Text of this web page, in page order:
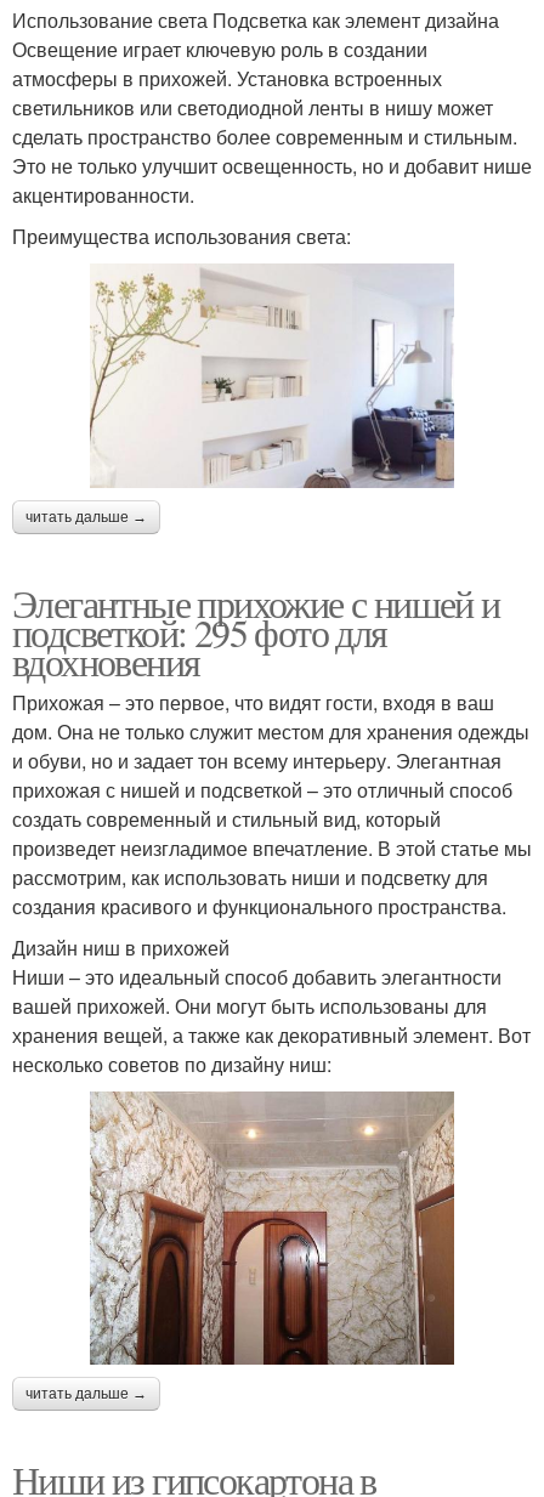
Использование света Подсветка как элемент дизайна
Освещение играет ключевую роль в создании
атмосферы в прихожей. Установка встроенных
светильников или светодиодной ленты в нишу может
сделать пространство более современным и стильным.
Это не только улучшит освещенность, но и добавит нише
акцентированности.
Преимущества использования света:
читать дальше →
Элегантные прихожие с нишей и
подсветкой: 295 фото для
вдохновения
Прихожая – это первое, что видят гости, входя в ваш
дом. Она не только служит местом для хранения одежды
и обуви, но и задает тон всему интерьеру. Элегантная
прихожая с нишей и подсветкой – это отличный способ
создать современный и стильный вид, который
произведет неизгладимое впечатление. В этой статье мы
рассмотрим, как использовать ниши и подсветку для
создания красивого и функционального пространства.
Дизайн ниш в прихожей
Ниши – это идеальный способ добавить элегантности
вашей прихожей. Они могут быть использованы для
хранения вещей, а также как декоративный элемент. Вот
несколько советов по дизайну ниш:
читать дальше →
Ниши из гипсокартона в